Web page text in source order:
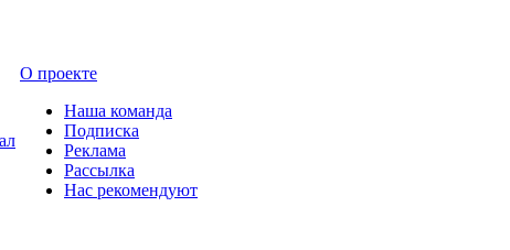
О проекте
Наша команда
Подписка
Реклама
Рассылка
Нас рекомендуют